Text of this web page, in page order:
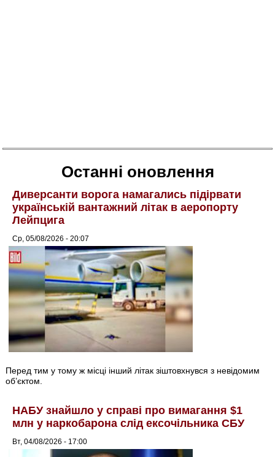
Останні оновлення
Диверсанти ворога намагались підірвати
українській вантажний літак в аеропорту
Лейпцига
Ср, 05/08/2026 - 20:07
Перед тим у тому ж місці інший літак зіштовхнувся з невідомим
об’єктом.
НАБУ знайшло у справі про вимагання $1
млн у наркобарона слід ексочільника СБУ
Вт, 04/08/2026 - 17:00